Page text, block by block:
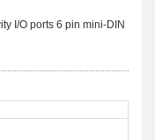
I/O ports 6 pin mini-DIN